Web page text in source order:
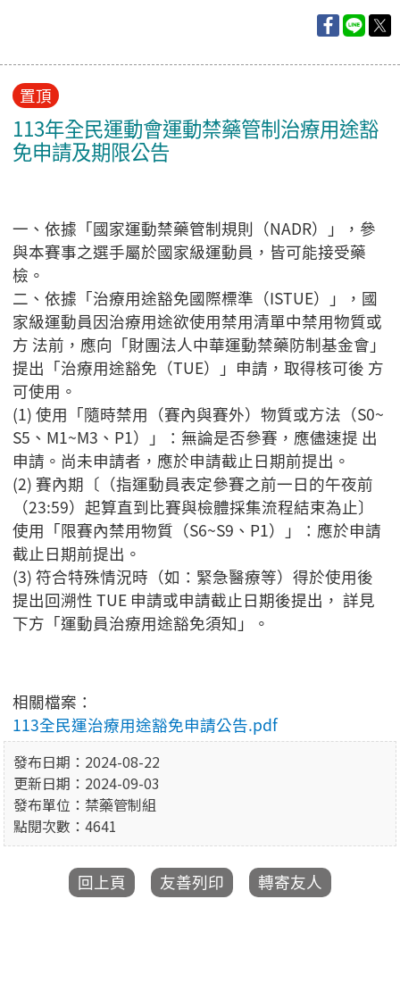
置頂
113年全民運動會運動禁藥管制治療用途豁
免申請及期限公告
一、依據「國家運動禁藥管制規則（NADR）」，參
與本賽事之選手屬於國家級運動員，皆可能接受藥
檢。
二、依據「治療用途豁免國際標準（ISTUE）」，國
家級運動員因治療用途欲使用禁用清單中禁用物質或
方 法前，應向「財團法人中華運動禁藥防制基金會」
提出「治療用途豁免（TUE）」申請，取得核可後 方
可使用。
(1) 使用「隨時禁用（賽內與賽外）物質或方法（S0~
S5、M1~M3、P1）」：無論是否參賽，應儘速提 出
申請。尚未申請者，應於申請截止日期前提出。
(2) 賽內期〔（指運動員表定參賽之前一日的午夜前
（23:59）起算直到比賽與檢體採集流程結束為止〕
使用「限賽內禁用物質（S6~S9、P1）」：應於申請
截止日期前提出。
(3) 符合特殊情況時（如：緊急醫療等）得於使用後
提出回溯性 TUE 申請或申請截止日期後提出， 詳見
下方「運動員治療用途豁免須知」。
相關檔案：
113全民運治療用途豁免申請公告.pdf
發布日期：2024-08-22
更新日期：2024-09-03
發布單位：禁藥管制組
點閱次數：4641